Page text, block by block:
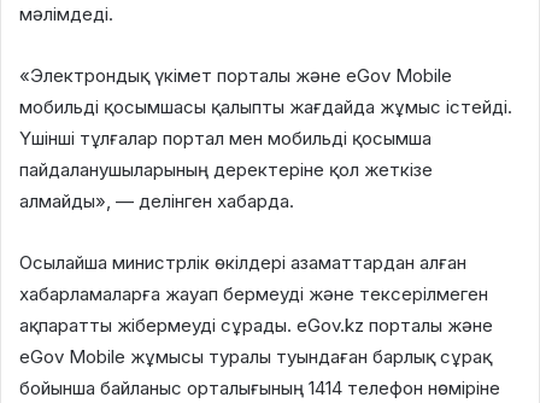
мәлімдеді.
«Электрондық үкімет порталы және eGov Mobile
мобильді қосымшасы қалыпты жағдайда жұмыс істейді.
Үшінші тұлғалар портал мен мобильді қосымша
пайдаланушыларының деректеріне қол жеткізе
алмайды», — делінген хабарда.
Осылайша министрлік өкілдері азаматтардан алған
хабарламаларға жауап бермеуді және тексерілмеген
ақпаратты жібермеуді сұрады. eGov.kz порталы және
eGov Mobile жұмысы туралы туындаған барлық сұрақ
бойынша байланыс орталығының 1414 телефон нөміріне